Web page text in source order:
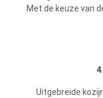
Met de keuze van
Uitgebreide